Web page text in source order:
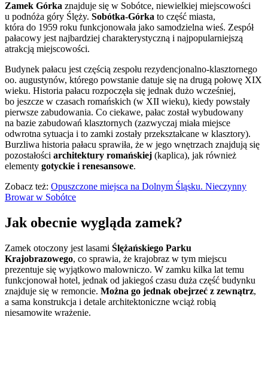
Zamek Górka znajduje się w Sobótce, niewielkiej miejscowości
u podnóża góry Ślęży. Sobótka-Górka to część miasta,
która do 1959 roku funkcjonowała jako samodzielna wieś. Zespół
pałacowy jest najbardziej charakterystyczną i najpopularniejszą
atrakcją miejscowości.
Budynek pałacu jest częścią zespołu rezydencjonalno-klasztornego
oo. augustynów, którego powstanie datuje się na drugą połowę XIX
wieku. Historia pałacu rozpoczęła się jednak dużo wcześniej,
bo jeszcze w czasach romańskich (w XII wieku), kiedy powstały
pierwsze zabudowania. Co ciekawe, pałac został wybudowany
na bazie zabudowań klasztornych (zazwyczaj miała miejsce
odwrotna sytuacja i to zamki zostały przekształcane w klasztory).
Burzliwa historia pałacu sprawiła, że w jego wnętrzach znajdują się
pozostałości architektury romańskiej (kaplica), jak również
elementy gotyckie i renesansowe.
Zobacz też: Opuszczone miejsca na Dolnym Śląsku. Nieczynny
Browar w Sobótce
Jak obecnie wygląda zamek?
Zamek otoczony jest lasami Ślężańskiego Parku
Krajobrazowego, co sprawia, że krajobraz w tym miejscu
prezentuje się wyjątkowo malowniczo. W zamku kilka lat temu
funkcjonował hotel, jednak od jakiegoś czasu duża część budynku
znajduje się w remoncie. Można go jednak obejrzeć z zewnątrz,
a sama konstrukcja i detale architektoniczne wciąż robią
niesamowite wrażenie.